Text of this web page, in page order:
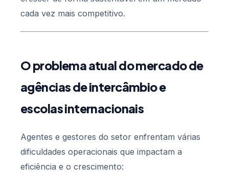
cada vez mais competitivo.
O problema atual do mercado de
agências de intercâmbio e
escolas internacionais
Agentes e gestores do setor enfrentam várias
dificuldades operacionais que impactam a
eficiência e o crescimento: